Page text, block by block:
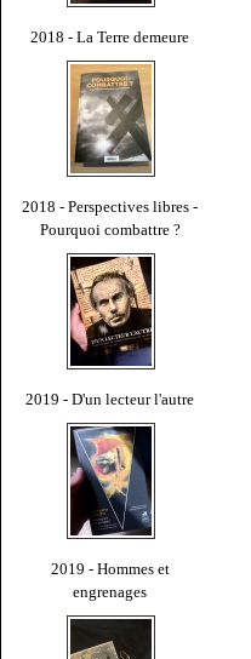
2018 - La Terre demeure
2018 - Perspectives libres -
Pourquoi combattre ?
2019 - D'un lecteur l'autre
2019 - Hommes et
engrenages